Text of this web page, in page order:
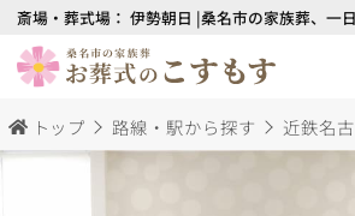
斎場・葬式場： 伊勢朝日 |桑名市の家族葬、一
トップ 路線・駅から探す 近鉄名